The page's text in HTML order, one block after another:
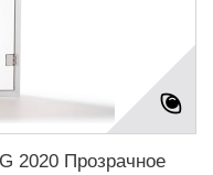
2020 Прозрачное